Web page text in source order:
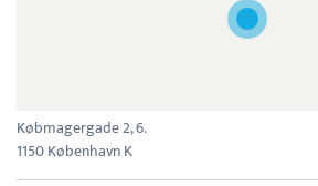
Købmagergade 2, 6.
1150 København K